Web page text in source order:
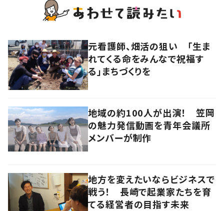
元看護師、畑活の狙い 「生ま
れてくる命をみんなで祝福す
る」まちづくりを
地域の約100人が出演！ 笠岡
の魅力発信動画を青年会議所
メンバーが制作
地方を変えたいならビジネスで
戦う！ 長崎で起業家たちを育
てる経営者の目指す未来